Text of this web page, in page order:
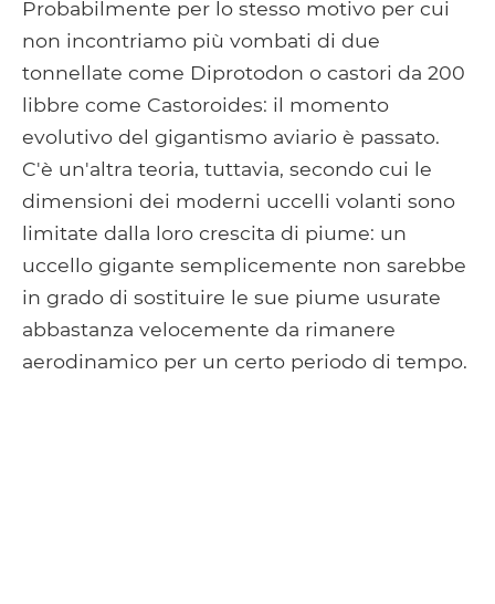
Probabilmente per lo stesso motivo per cui
non incontriamo più vombati di due
tonnellate come Diprotodon o castori da 200
libbre come Castoroides: il momento
evolutivo del gigantismo aviario è passato.
C'è un'altra teoria, tuttavia, secondo cui le
dimensioni dei moderni uccelli volanti sono
limitate dalla loro crescita di piume: un
uccello gigante semplicemente non sarebbe
in grado di sostituire le sue piume usurate
abbastanza velocemente da rimanere
aerodinamico per un certo periodo di tempo.